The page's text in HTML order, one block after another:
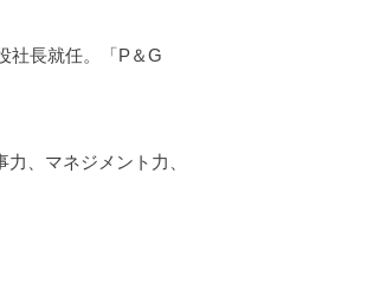
社長就任。「P＆G
、マネジメント力、